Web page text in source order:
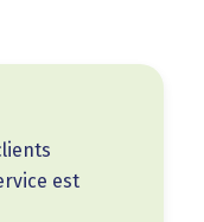
est